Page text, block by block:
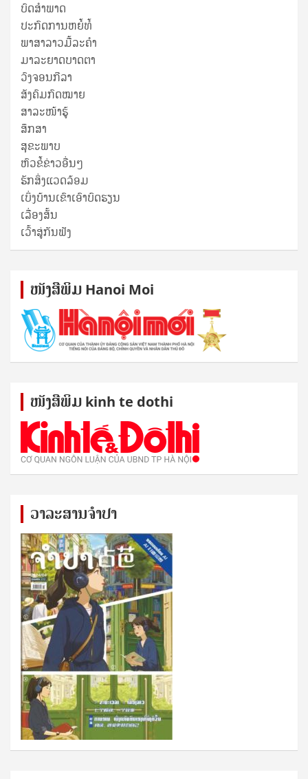
ບົດສໍາພາດ
ປະກົດການຫຍໍ້ທໍ້
ພາສາລາວມື້ລະຄຳ
ມາລະຍາດບາດຕາ
ວົງຈອນກີລາ
ສັງຄົມກົດໝາຍ
ສາລະໜ້າຮູ້
ສຶກສາ
ສຸ​ຂະ​ພາບ
ຫົວຂໍ້ຂ່າວອື່ນໆ
ຮັກສິ່ງແວດລ້ອມ
ເບິ່ງບ້ານເຂົາເອົາບົດຮຽນ
ເລື່ອງສັ້ນ
ເວົ້າສູ່ກັນຟັງ
ໜັງ​ສື​ພິມ Hanoi Moi
ໜັງ​ສື​ພິມ kinh te dothi
ວາລະສານຈຳປາ